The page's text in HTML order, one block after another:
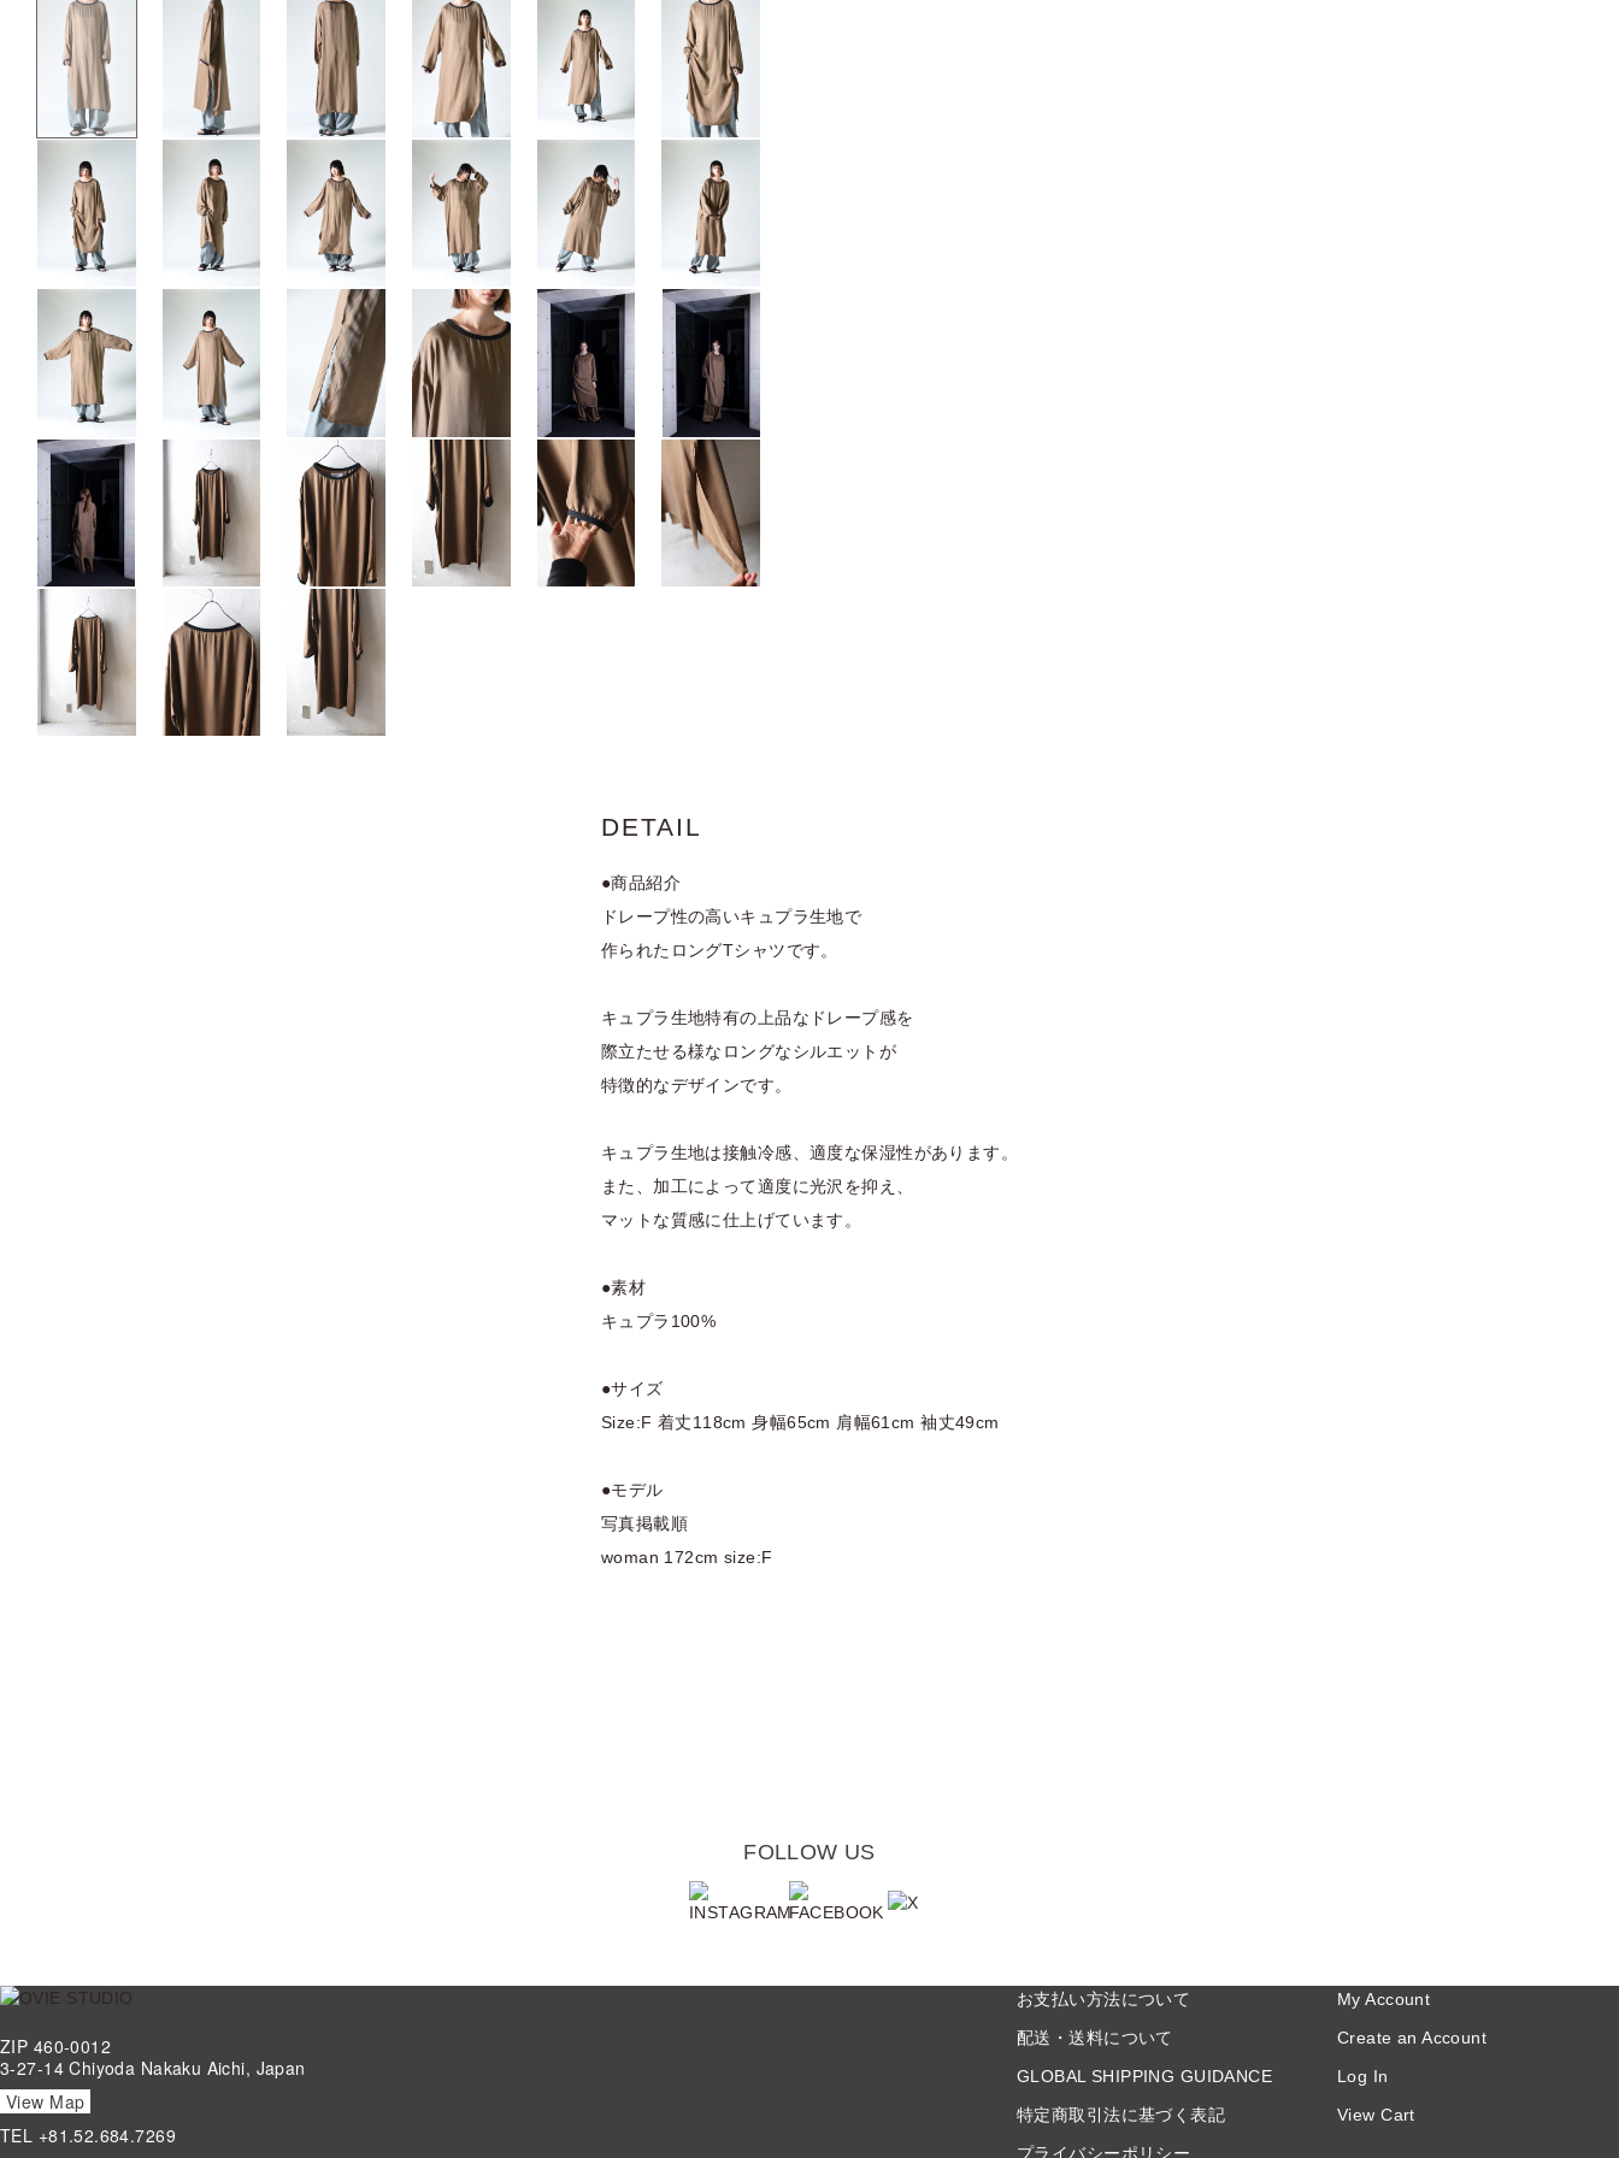
DETAIL
●商品紹介
ドレープ性の高いキュプラ生地で
作られたロングTシャツです。
キュプラ生地特有の上品なドレープ感を
際立たせる様なロングなシルエットが
特徴的なデザインです。
キュプラ生地は接触冷感、適度な保湿性があります。
また、加工によって適度に光沢を抑え、
マットな質感に仕上げています。
●素材
キュプラ100%
●サイズ
Size:F 着丈118cm 身幅65cm 肩幅61cm 袖丈49cm
●モデル
写真掲載順
woman 172cm size:F
FOLLOW US
ZIP 460-0012
3-27-14 Chiyoda Nakaku Aichi, Japan
View Map
TEL +81.52.684.7269
お支払い方法について
配送・送料について
GLOBAL SHIPPING GUIDANCE
特定商取引法に基づく表記
プライバシーポリシー
My Account
Create an Account
Log In
View Cart